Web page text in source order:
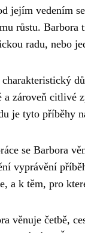
jejím vedením
růstu.
radu, nebo
a zároveň citlivé
je tyto příběhy
se Barbora
vyprávění
a k těm, pro
věnuje četbě,